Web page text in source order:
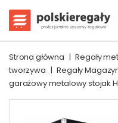
Strona główna | Regały
tworzywa | Regały
garażowy metalowy stojak